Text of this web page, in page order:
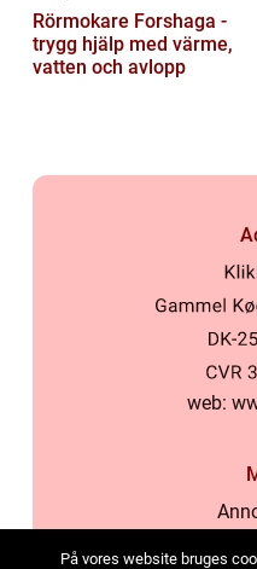
Rörmokare Forshaga -
trygg hjälp med värme,
vatten och avlopp
web:
På vores website bruges